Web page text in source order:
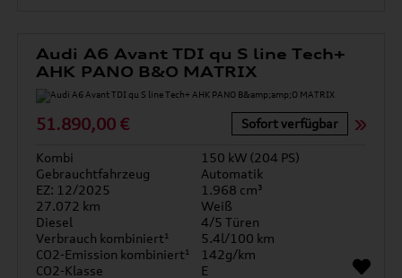
Audi A6 Avant TDI qu S line Tech+
AHK PANO B&O MATRIX
51.890,00 € Sofort verfügbar
Kombi
150 kW (204 PS)
Gebrauchtfahrzeug
Automatik
EZ: 12/2025
1.968 cm³
27.072 km
Weiß
Diesel
4/5 Türen
Verbrauch kombiniert¹
5.4l/100 km
CO2-Emission kombiniert¹
142g/km
CO2-Klasse
E